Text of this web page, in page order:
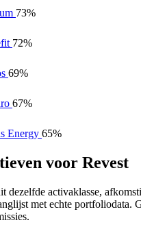
73%
72%
69%
67%
Energy 65%
voor Revest
dezelfde activaklasse,
met echte portfoliodata.